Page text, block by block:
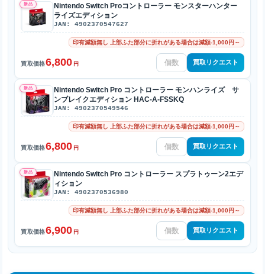
新品
Nintendo Switch Proコントローラー モンスターハンター
ライズエディション
JAN: 4902370547627
印有減額無し 上部ふた部分に折れがある場合は減額-1,000円～
買取価格6,800 円 買取リクエスト
新品
Nintendo Switch Pro コントローラー モンハンライズ サ
ンブレイクエディション HAC-A-FSSKQ
JAN: 4902370549546
印有減額無し 上部ふた部分に折れがある場合は減額-1,000円～
買取価格6,800 円 買取リクエスト
新品
Nintendo Switch Pro コントローラー スプラトゥーン2エデ
ィション
JAN: 4902370536980
印有減額無し 上部ふた部分に折れがある場合は減額-1,000円～
買取価格6,900 円 買取リクエスト